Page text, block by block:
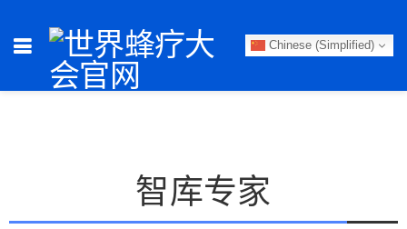
Chinese (Simplified)
智库专家